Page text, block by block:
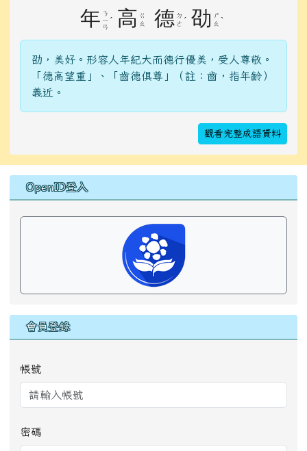
年 ㄋ
ㄧ
ㄢ
ˊ 高 ㄍ
ㄠ
德 ㄉ
ㄜ ˊ 劭 ㄕ
ㄠ ˋ
劭，美好。形容人年紀大而德行優美，受人尊敬。
「德高望重」、「齒德俱尊」（註：齒，指年齡）
義近。
觀看完整成語資料
右邊區域內容
OpenID登入
會員登錄
帳號
密碼